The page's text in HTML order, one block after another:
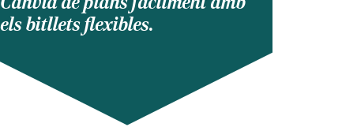
els bitllets flexibles.